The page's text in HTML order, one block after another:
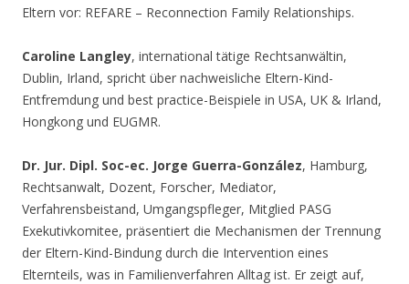
Eltern vor: REFARE – Reconnection Family Relationships.
Caroline Langley, international tätige Rechtsanwältin,
Dublin, Irland, spricht über nachweisliche Eltern-Kind-
Entfremdung und best practice-Beispiele in USA, UK & Irland,
Hongkong und EUGMR.
Dr. Jur. Dipl. Soc-ec. Jorge Guerra-González, Hamburg,
Rechtsanwalt, Dozent, Forscher, Mediator,
Verfahrensbeistand, Umgangspfleger, Mitglied PASG
Exekutivkomitee, präsentiert die Mechanismen der Trennung
der Eltern-Kind-Bindung durch die Intervention eines
Elternteils, was in Familienverfahren Alltag ist. Er zeigt auf,